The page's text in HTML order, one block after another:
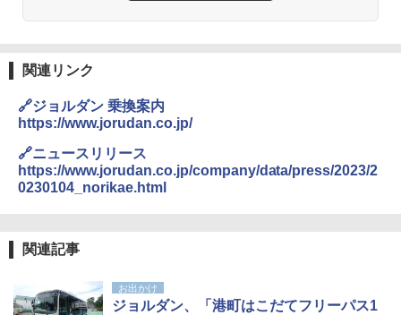
付き ヒグマ・イノシシ対策 自治体・教育機
関の購入実績 登山・キャンプ・アウトドア・
防災用品 長期保存可能 緊急時用 日本国内発
￥3,680
関連リンク
🔗ジョルダン 乗換案内
https://www.jorudan.co.jp/
🔗ニュースリリース
https://www.jorudan.co.jp/company/data/press/2023/2
0230104_norikae.html
関連記事
お出かけ
ジョルダン、「港町はこだてフリーパス1